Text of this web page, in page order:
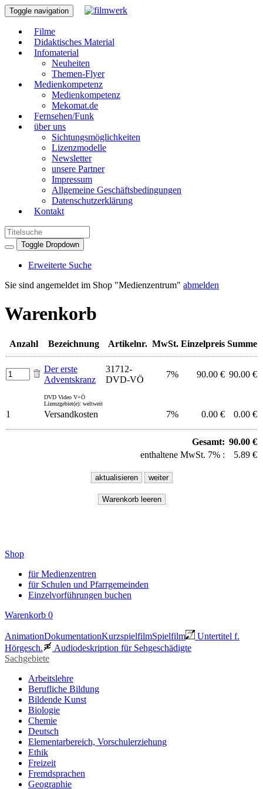
Toggle navigation
Filme
Didaktisches Material
Infomaterial
Neuheiten
Themen-Flyer
Medienkompetenz
Medienkompetenz
Mekomat.de
Fernsehen/Funk
über uns
Sichtungsmöglichkeiten
Lizenzmodelle
Newsletter
unsere Partner
Impressum
Allgemeine Geschäftsbedingungen
Datenschutzerklärung
Kontakt
Toggle Dropdown
Erweiterte Suche
Sie sind angemeldet im Shop "Medienzentrum" abmelden
Warenkorb
Anzahl Bezeichnung Artikelnr. MwSt. Einzelpreis Summe
Der erste
Adventskranz
31712-
DVD-VÖ
7% 90.00 € 90.00 €
DVD Video V+Ö
Lizenzgebiet(e): weltweit
1 Versandkosten 7% 0.00 € 0.00 €
Gesamt: 90.00 €
enthaltene MwSt. 7% :
5.89 €
Shop
für Medienzentren
für Schulen und Pfarrgemeinden
Einzelvorführungen buchen
Warenkorb 0
AnimationDokumentationKurzspielfilmSpielfilm
Untertitel f.
Hörgesch.
Audiodeskription für Sehgeschädigte
Sachgebiete
Arbeitslehre
Berufliche Bildung
Bildende Kunst
Biologie
Chemie
Deutsch
Elementarbereich, Vorschulerziehung
Ethik
Freizeit
Fremdsprachen
Geographie